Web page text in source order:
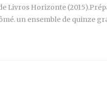
Livros Horizonte
un ensemble de quinze